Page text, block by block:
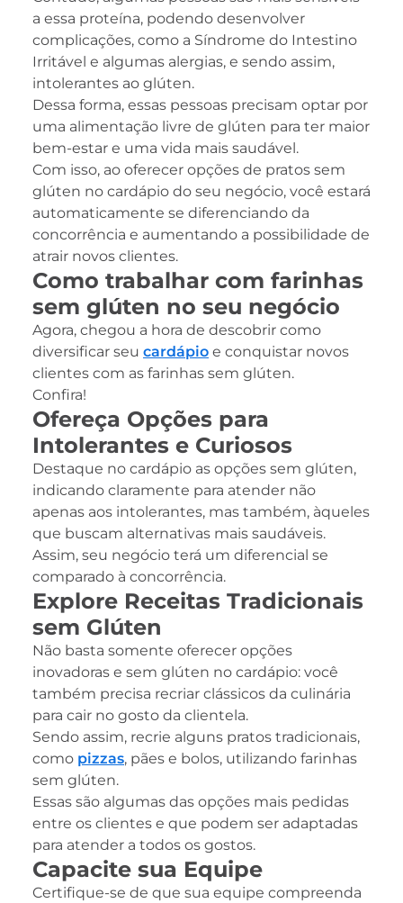
a essa proteína, podendo desenvolver
complicações, como a Síndrome do Intestino
Irritável e algumas alergias, e sendo assim,
intolerantes ao glúten.
Dessa forma, essas pessoas precisam optar por
uma alimentação livre de glúten para ter maior
bem-estar e uma vida mais saudável.
Com isso, ao oferecer opções de pratos sem
glúten no cardápio do seu negócio, você estará
automaticamente se diferenciando da
concorrência e aumentando a possibilidade de
atrair novos clientes.
Como trabalhar com farinhas
sem glúten no seu negócio
Agora, chegou a hora de descobrir como
diversificar seu cardápio e conquistar novos
clientes com as farinhas sem glúten.
Confira!
Ofereça Opções para
Intolerantes e Curiosos
Destaque no cardápio as opções sem glúten,
indicando claramente para atender não
apenas aos intolerantes, mas também, àqueles
que buscam alternativas mais saudáveis.
Assim, seu negócio terá um diferencial se
comparado à concorrência.
Explore Receitas Tradicionais
sem Glúten
Não basta somente oferecer opções
inovadoras e sem glúten no cardápio: você
também precisa recriar clássicos da culinária
para cair no gosto da clientela.
Sendo assim, recrie alguns pratos tradicionais,
como pizzas, pães e bolos, utilizando farinhas
sem glúten.
Essas são algumas das opções mais pedidas
entre os clientes e que podem ser adaptadas
para atender a todos os gostos.
Capacite sua Equipe
Certifique-se de que sua equipe compreenda